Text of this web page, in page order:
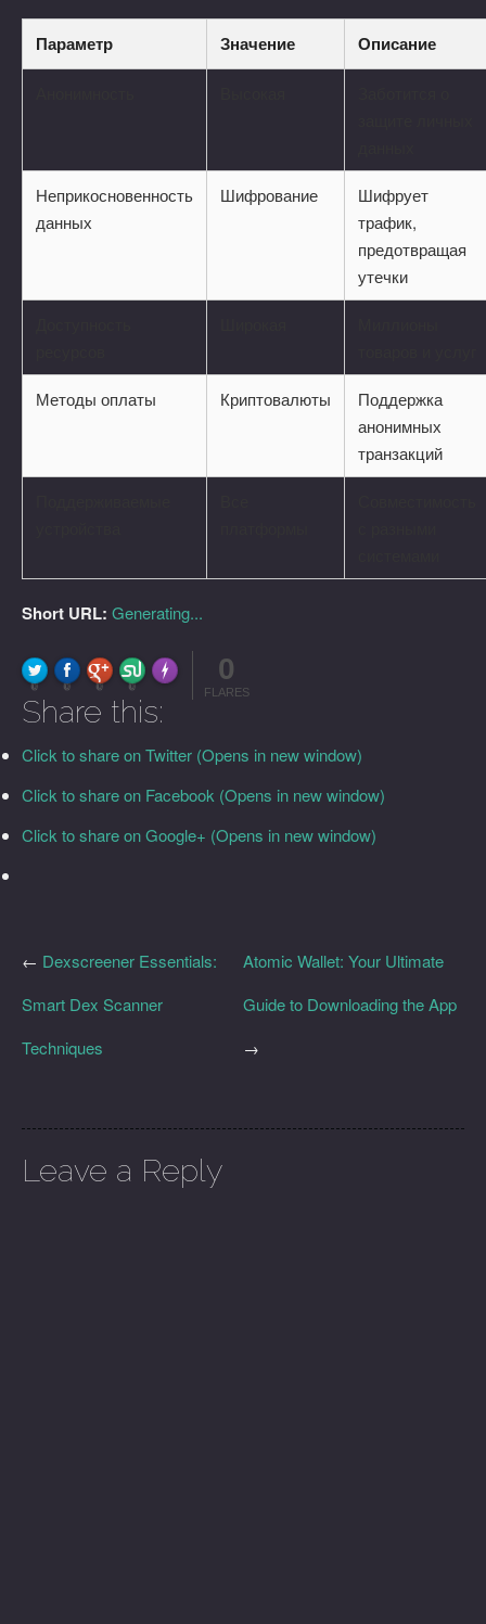
Параметр Значение Описание
Неприкосновенность
данных
Шифрование
Шифрует
трафик,
предотвращая
утечки
Методы оплаты Криптовалюты
Поддержка
анонимных
транзакций
Short URL: Generating...
0 0 0 0
Made with FLARE
0
FLARES
Share this:
Click to share on Twitter (Opens in new window)
Click to share on Facebook (Opens in new window)
Click to share on Google+ (Opens in new window)
Atomic Wallet: Your Ultimate
Guide to Downloading the App
→
← Dexscreener Essentials:
Smart Dex Scanner
Techniques
Leave a Reply